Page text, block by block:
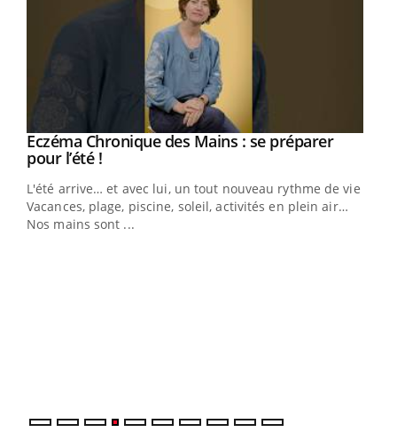
Youtube
Eczéma Chronique des Mains : se préparer
pour l’été !Youtube
L'été arrive… et avec lui, un tout nouveau rythme de vie !
Vacances, plage, piscine, soleil, activités en plein air…
Nos mains sont ...